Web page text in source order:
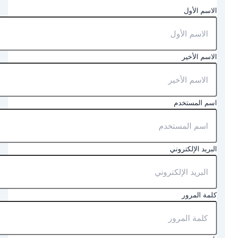
الأول
الأخير
المستخدم
الإلكتروني
المرور